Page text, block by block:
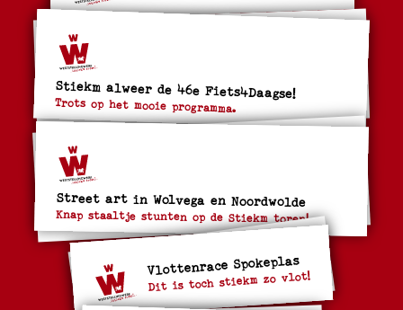
Stiekm alweer de 46e Fiets4Daagse!
Trots op het mooie programma.
Street art in Wolvega en Noordwolde
Knap staaltje stunten op de Stiekm toren!
Vlottenrace Spokeplas
Dit is toch stiekm zo vlot!